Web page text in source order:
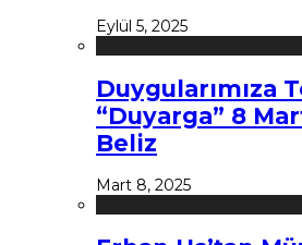
Eylül 5, 2025
Duygularımıza
“Duyarga” 8
Beliz
Mart 8, 2025